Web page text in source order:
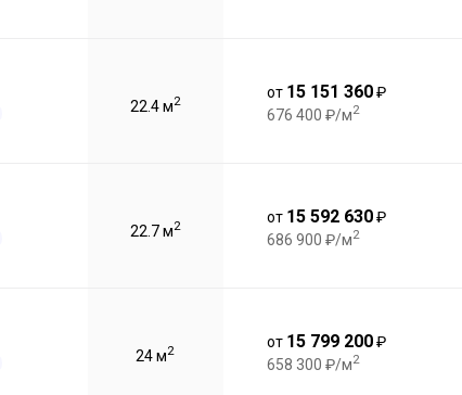
22.4 м2
от 15 151 360₽
676 400 ₽/м2
22.7 м2
от 15 592 630₽
686 900 ₽/м2
24 м2
от 15 799 200₽
658 300 ₽/м2